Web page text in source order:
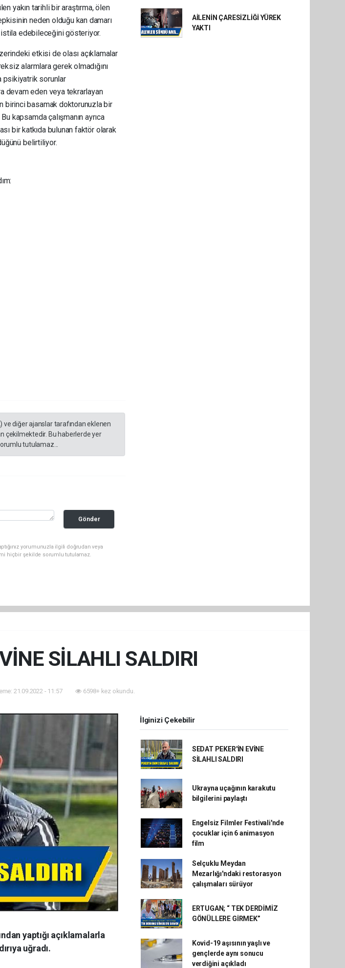
yakın tarihli bir araştırma, ölen
neden olduğu kan damarı
istila edebileceğini gösteriyor.
etkisi de olası açıklamalar
alarmlara gerek olmadığını
psikiyatrik sorunlar
devam eden veya tekrarlayan
birinci basamak doktorunuzla bir
kapsamda çalışmanın ayrıca
bir katkıda bulunan faktör olarak
belirtiliyor.
ve diğer ajanslar tarafından eklenen
çekilmektedir. Bu haberlerde yer
tutulamaz...
Gönder
yorumunuzla ilgili doğrudan veya
hiçbir şekilde sorumlu tutulamaz.
AİLENİN ÇARESİZLİĞİ YÜREK
YAKTI
SİLAHLI SALDIRI
21.09.2022 - 11:57 6598+ kez okundu.
yaptığı açıklamalarla
uğradı.
İlginizi Çekebilir
SEDAT PEKER'İN EVİNE
SİLAHLI SALDIRI
Ukrayna uçağının karakutu
bilgilerini paylaştı
Engelsiz Filmler Festivali'nde
çocuklar için 6 animasyon
film
Selçuklu Meydan
Mezarlığı'ndaki restorasyon
çalışmaları sürüyor
ERTUGAN; “ TEK DERDİMİZ
GÖNÜLLERE GİRMEK”
Kovid-19 aşısının yaşlı ve
gençlerde aynı sonucu
verdiğini açıkladı